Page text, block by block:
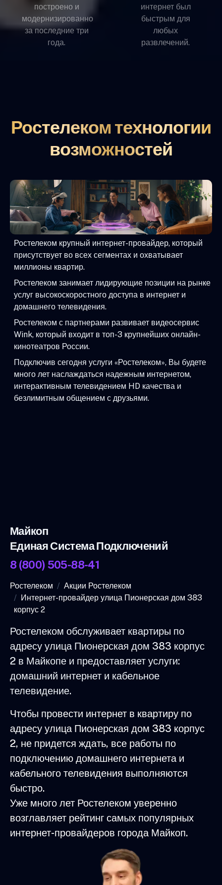
построено и
модернизированно
за последние три
года.
интернет был
быстрым для
любых
развлечений.
Ростелеком технологии
возможностей
Ростелеком крупный интернет-провайдер, который
присутствует во всех сегментах и охватывает
миллионы квартир.
Ростелеком занимает лидирующие позиции на рынке
услуг высокоскоростного доступа в интернет и
домашнего телевидения.
Ростелеком с партнерами развивает видеосервис
Wink, который входит в топ-3 крупнейших онлайн-
кинотеатров России.
Подключив сегодня услуги «Ростелеком», Вы будете
много лет наслаждаться надежным интернетом,
интерактивным телевидением HD качества и
безлимитным общением с друзьями.
Майкоп
Единая Система Подключений
8 (800) 505-88-41
Ростелеком
Акции Ростелеком
Интернет-провайдер улица Пионерская дом 383
корпус 2
Ростелеком обслуживает квартиры по
адресу улица Пионерская дом 383 корпус
2 в Майкопе и предоставляет услуги:
домашний интернет и кабельное
телевидение.
Чтобы провести интернет в квартиру по
адресу улица Пионерская дом 383 корпус
2, не придется ждать, все работы по
подключению домашнего интернета и
кабельного телевидения выполняются
быстро.
Уже много лет Ростелеком уверенно
возглавляет рейтинг самых популярных
интернет-провайдеров города Майкоп.